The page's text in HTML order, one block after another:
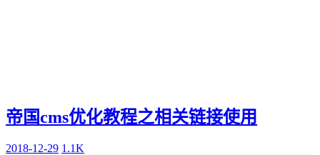
帝国cms优化教程之相关链接使用
2018-12-29 1.1K